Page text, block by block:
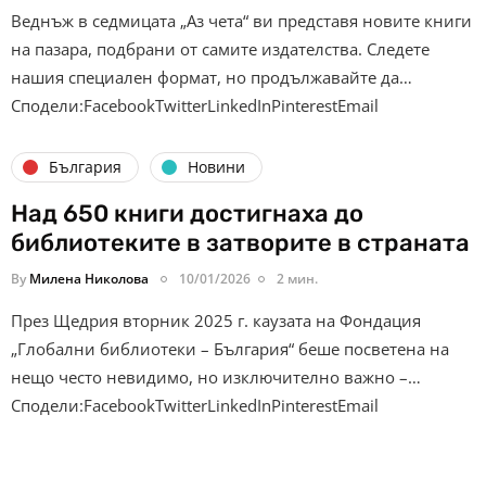
Веднъж в седмицата „Аз чета“ ви представя новите книги
на пазара, подбрани от самите издателства. Следете
нашия специален формат, но продължавайте да…
Сподели:FacebookTwitterLinkedInPinterestEmail
България Новини
Над 650 книги достигнаха до
библиотеките в затворите в страната
By Милена Николова 10/01/2026 2 мин.
През Щедрия вторник 2025 г. каузата на Фондация
„Глобални библиотеки – България“ беше посветена на
нещо често невидимо, но изключително важно –…
Сподели:FacebookTwitterLinkedInPinterestEmail